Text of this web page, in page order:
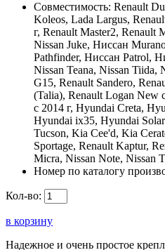
Совместимость: Renault
Koleos, Lada Largus,
г, Renault Master2, Renault
Nissan Juke, Ниссан
Pathfinder, Ниссан Patrol,
Nissan Teana, Nissan Tiida,
G15, Renault Sandero,
(Talia), Renault Logan New
с 2014 г, Hyundai Creta,
Hyundai ix35, Hyundai
Tucson, Kia Cee'd, Kia
Sportage, Renault Kaptur,
Micra, Nissan Note, Nissan
Номер по каталогу
Кол-во:
в корзину
Надежное и очень простое